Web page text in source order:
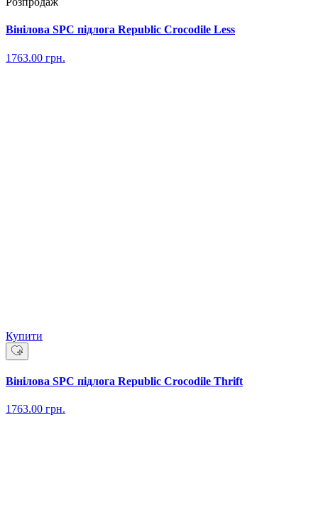
Вінілова SPC підлога Republic Crocodile Less
1763.00 грн.
Купити
Вінілова SPC підлога Republic Crocodile Thrift
1763.00 грн.